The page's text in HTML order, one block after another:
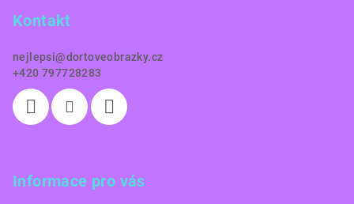
Kontakt
nejlepsi@dortoveobrazky.cz
+420 797728283
Informace pro vás